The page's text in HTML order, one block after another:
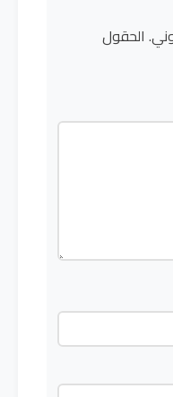
الحقول